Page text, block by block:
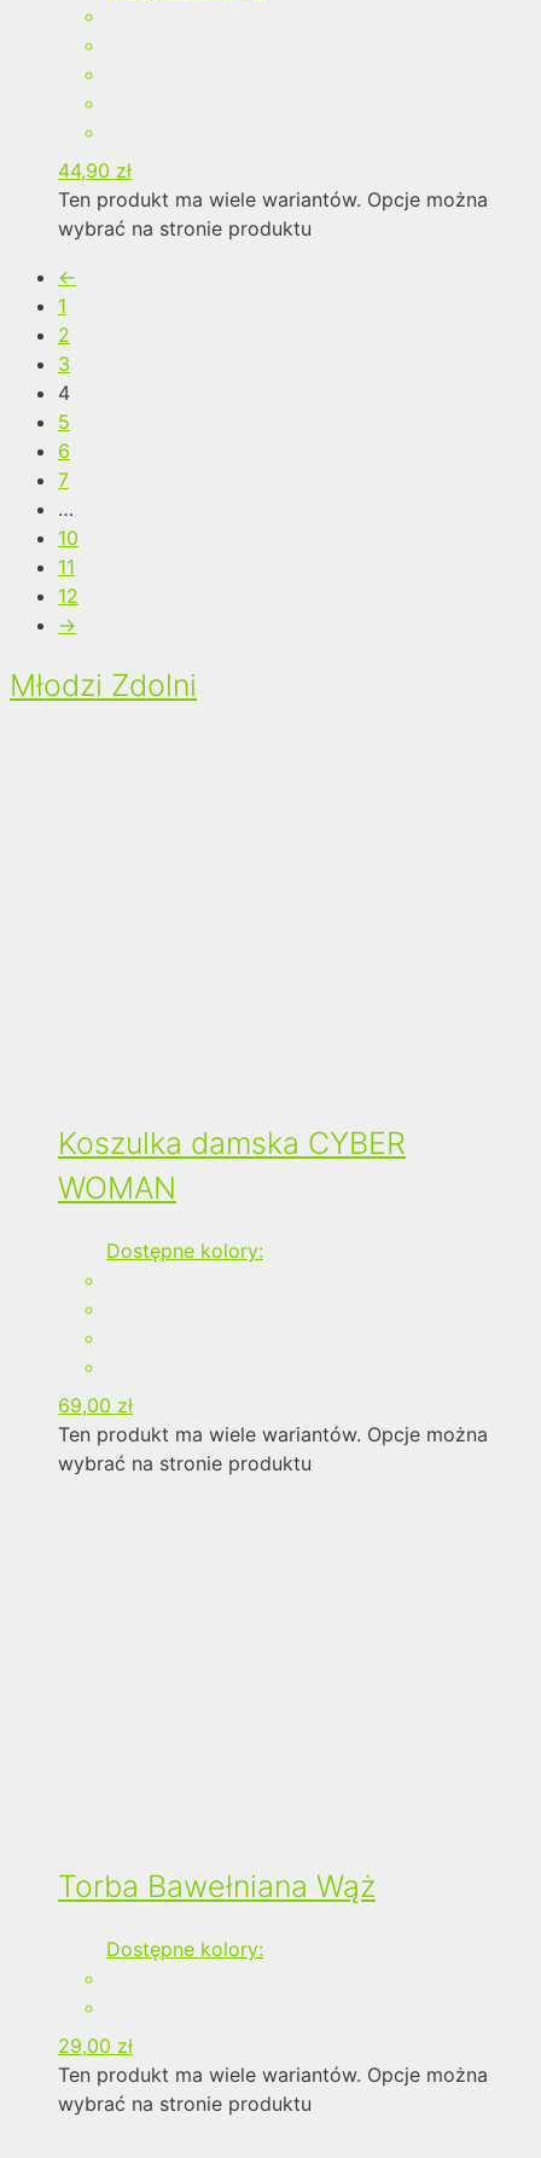
44,90 zł
Ten produkt ma wiele wariantów. Opcje można
wybrać na stronie produktu
←
1
2
3
4
5
6
7
…
10
11
12
→
Młodzi Zdolni
Koszulka damska CYBER
WOMAN
Dostępne kolory:
69,00 zł
Ten produkt ma wiele wariantów. Opcje można
wybrać na stronie produktu
Torba Bawełniana Wąż
Dostępne kolory:
29,00 zł
Ten produkt ma wiele wariantów. Opcje można
wybrać na stronie produktu